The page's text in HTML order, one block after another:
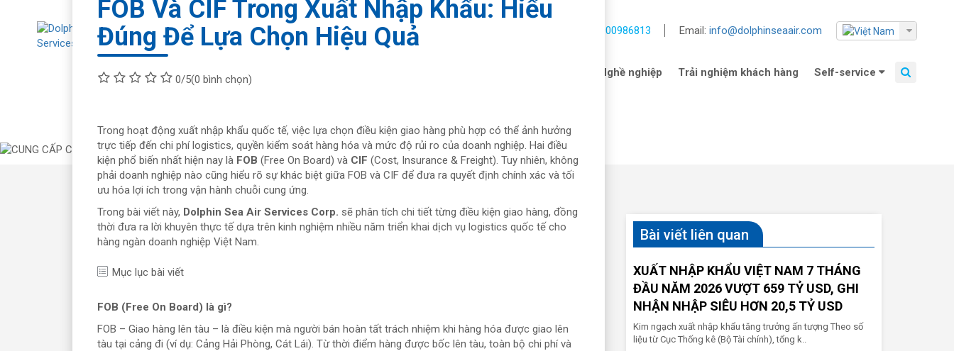
1900986813 Email: info@dolphinseaair.com
Về chúng tôi Nghề nghiệp Trải nghiệm khách hàng Self-service
FOB Và CIF Trong Xuất Nhập Khẩu: Hiểu
Đúng Để Lựa Chọn Hiệu Quả
0/5(0 bình chọn)
Trong hoạt động xuất nhập khẩu quốc tế, việc lựa chọn điều kiện giao hàng phù hợp có thể ảnh hưởng
trực tiếp đến chi phí logistics, quyền kiểm soát hàng hóa và mức độ rủi ro của doanh nghiệp. Hai điều
kiện phổ biến nhất hiện nay là FOB (Free On Board) và CIF (Cost, Insurance & Freight). Tuy nhiên, không
phải doanh nghiệp nào cũng hiểu rõ sự khác biệt giữa FOB và CIF để đưa ra quyết định chính xác và tối
ưu hóa lợi ích trong vận hành chuỗi cung ứng.
Trong bài viết này, Dolphin Sea Air Services Corp. sẽ phân tích chi tiết từng điều kiện giao hàng, đồng
thời đưa ra lời khuyên thực tế dựa trên kinh nghiệm nhiều năm triển khai dịch vụ logistics quốc tế cho
hàng ngàn doanh nghiệp Việt Nam.
Mục lục bài viết
FOB (Free On Board) là gì?
FOB – Giao hàng lên tàu – là điều kiện mà người bán hoàn tất trách nhiệm khi hàng hóa được giao lên
tàu tại cảng đi (ví dụ: Cảng Hải Phòng, Cát Lái). Từ thời điểm hàng được bốc lên tàu, toàn bộ chi phí và
Bài viết liên quan
XUẤT NHẬP KHẨU VIỆT NAM 7 THÁNG
ĐẦU NĂM 2026 VƯỢT 659 TỶ USD, GHI
NHẬN NHẬP SIÊU HƠN 20,5 TỶ USD
Kim ngạch xuất nhập khẩu tăng trưởng ấn tượng Theo số
liệu từ Cục Thống kê (Bộ Tài chính), tổng k..